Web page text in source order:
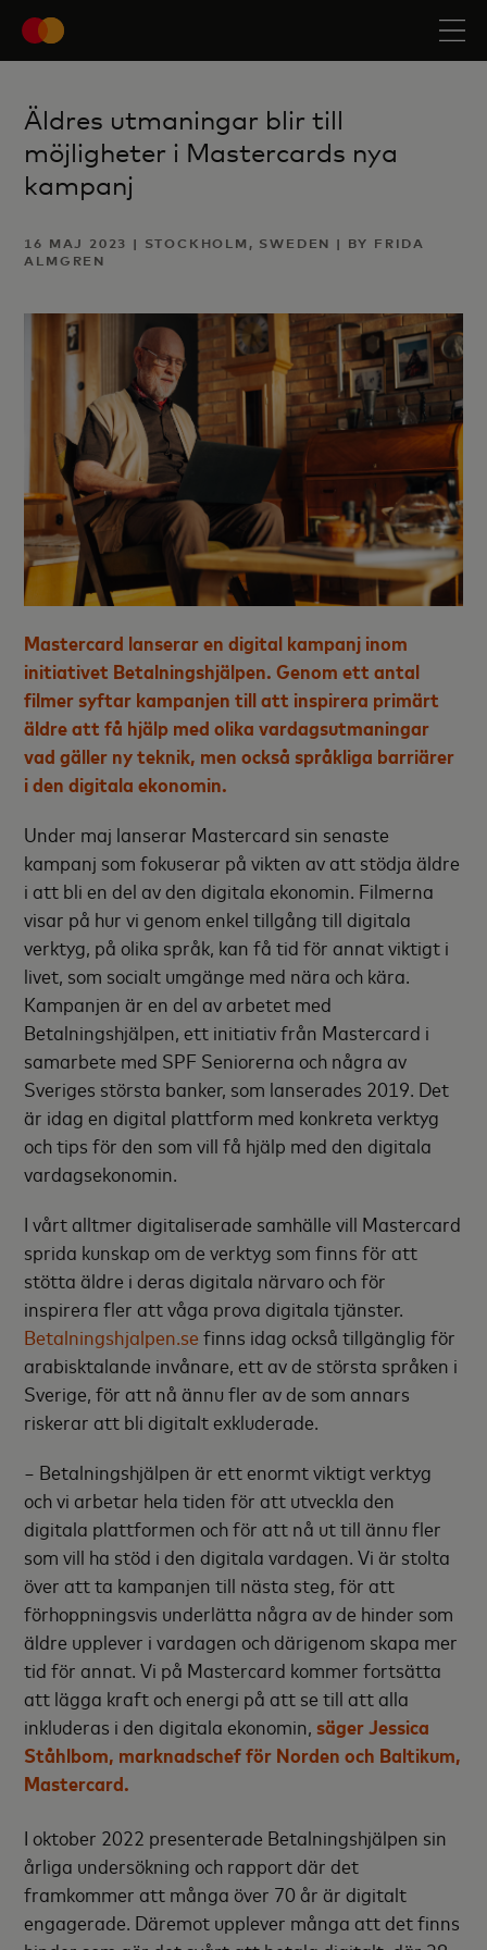
Äldres utmaningar blir till
möjligheter i Mastercards nya
kampanj
16 MAJ 2023 | STOCKHOLM, SWEDEN | BY FRIDA
ALMGREN
Mastercard lanserar en digital kampanj inom
initiativet Betalningshjälpen. Genom ett antal
filmer syftar kampanjen till att inspirera primärt
äldre att få hjälp med olika vardagsutmaningar
vad gäller ny teknik, men också språkliga barriärer
i den digitala ekonomin.
Under maj lanserar Mastercard sin senaste
kampanj som fokuserar på vikten av att stödja äldre
i att bli en del av den digitala ekonomin. Filmerna
visar på hur vi genom enkel tillgång till digitala
verktyg, på olika språk, kan få tid för annat viktigt i
livet, som socialt umgänge med nära och kära.
Kampanjen är en del av arbetet med
Betalningshjälpen, ett initiativ från Mastercard i
samarbete med SPF Seniorerna och några av
Sveriges största banker, som lanserades 2019. Det
är idag en digital plattform med konkreta verktyg
och tips för den som vill få hjälp med den digitala
vardagsekonomin.
I vårt alltmer digitaliserade samhälle vill Mastercard
sprida kunskap om de verktyg som finns för att
stötta äldre i deras digitala närvaro och för
inspirera fler att våga prova digitala tjänster.
Betalningshjalpen.sefinns idag också tillgänglig för
arabisktalande invånare, ett av de största språken i
Sverige, för att nå ännu fler av de som annars
riskerar att bli digitalt exkluderade.
− Betalningshjälpen är ett enormt viktigt verktyg
och vi arbetar hela tiden för att utveckla den
digitala plattformen och för att nå ut till ännu fler
som vill ha stöd i den digitala vardagen. Vi är stolta
över att ta kampanjen till nästa steg, för att
förhoppningsvis underlätta några av de hinder som
äldre upplever i vardagen och därigenom skapa mer
tid för annat. Vi på Mastercard kommer fortsätta
att lägga kraft och energi på att se till att alla
inkluderas i den digitala ekonomin, säger Jessica
Ståhlbom, marknadschef för Norden och Baltikum,
Mastercard.
I oktober 2022 presenterade Betalningshjälpen sin
årliga undersökning och rapport där det
framkommer att många över 70 år är digitalt
engagerade. Däremot upplever många att det finns